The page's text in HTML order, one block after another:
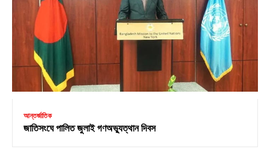
আন্তর্জাতিক
জাতিসংঘে পালিত জুলাই গণঅভ্যুত্থান দিবস